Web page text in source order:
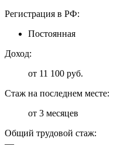
Регистрация в РФ:
Постоянная
Доход:
от 11 100 руб.
Стаж на последнем месте:
от 3 месяцев
Общий трудовой стаж: